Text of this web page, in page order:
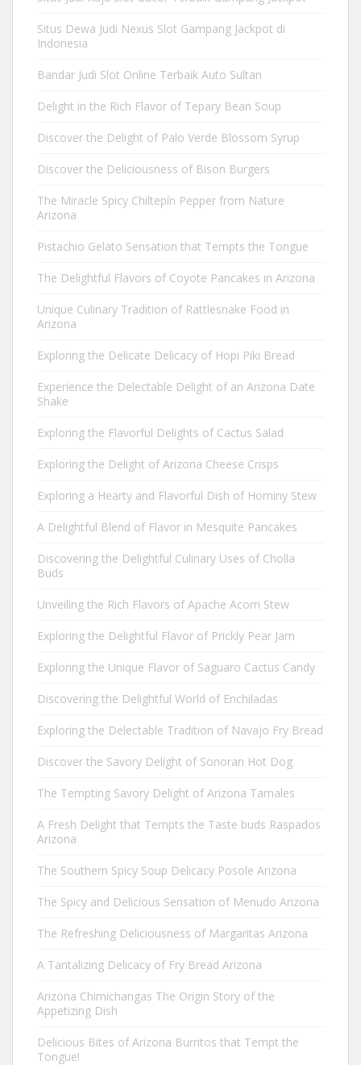
Situs Dewa Judi Nexus Slot Gampang Jackpot di
Indonesia
Bandar Judi Slot Online Terbaik Auto Sultan
Delight in the Rich Flavor of Tepary Bean Soup
Discover the Delight of Palo Verde Blossom Syrup
Discover the Deliciousness of Bison Burgers
The Miracle Spicy Chiltepín Pepper from Nature
Arizona
Pistachio Gelato Sensation that Tempts the Tongue
The Delightful Flavors of Coyote Pancakes in Arizona
Unique Culinary Tradition of Rattlesnake Food in
Arizona
Exploring the Delicate Delicacy of Hopi Piki Bread
Experience the Delectable Delight of an Arizona Date
Shake
Exploring the Flavorful Delights of Cactus Salad
Exploring the Delight of Arizona Cheese Crisps
Exploring a Hearty and Flavorful Dish of Hominy Stew
A Delightful Blend of Flavor in Mesquite Pancakes
Discovering the Delightful Culinary Uses of Cholla
Buds
Unveiling the Rich Flavors of Apache Acorn Stew
Exploring the Delightful Flavor of Prickly Pear Jam
Exploring the Unique Flavor of Saguaro Cactus Candy
Discovering the Delightful World of Enchiladas
Exploring the Delectable Tradition of Navajo Fry Bread
Discover the Savory Delight of Sonoran Hot Dog
The Tempting Savory Delight of Arizona Tamales
A Fresh Delight that Tempts the Taste buds Raspados
Arizona
The Southern Spicy Soup Delicacy Posole Arizona
The Spicy and Delicious Sensation of Menudo Arizona
The Refreshing Deliciousness of Margaritas Arizona
A Tantalizing Delicacy of Fry Bread Arizona
Arizona Chimichangas The Origin Story of the
Appetizing Dish
Delicious Bites of Arizona Burritos that Tempt the
Tongue!